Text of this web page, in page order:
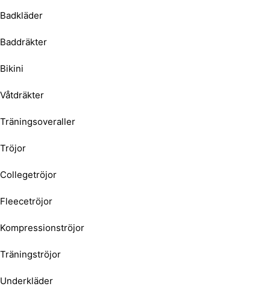
Badkläder
Baddräkter
Bikini
Våtdräkter
Träningsoveraller
Tröjor
Collegetröjor
Fleecetröjor
Kompressionströjor
Träningströjor
Underkläder